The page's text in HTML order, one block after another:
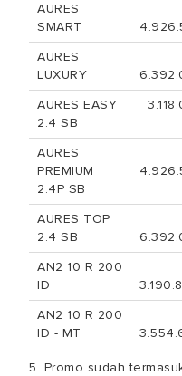
AURES
SMART
AURES
LUXURY
AURES EASY
2.4 SB
AURES
PREMIUM
2.4P SB
AURES TOP
2.4 SB
AN2 10 R 200
ID
AN2 10 R 200
ID - MT
5. Promo sudah